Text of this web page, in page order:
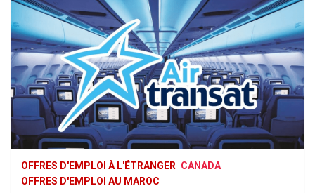
OFFRES D'EMPLOI À L'ÉTRANGER CANADA
OFFRES D'EMPLOI AU MAROC